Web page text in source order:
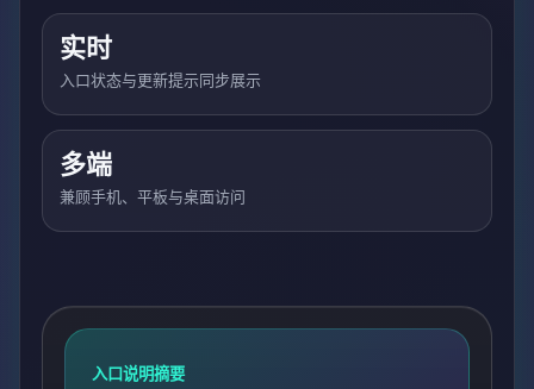
实时
入口状态与更新提示同步展示
多端
兼顾手机、平板与桌面访问
入口说明摘要